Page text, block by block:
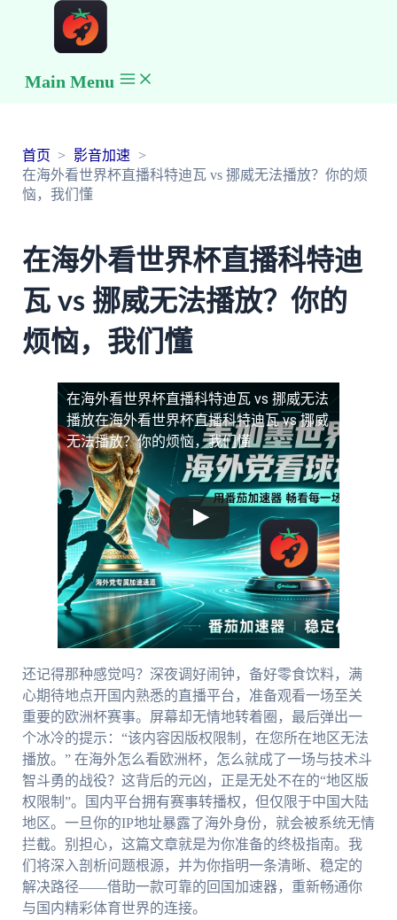
Main Menu
首页
影音加速
在海外看世界杯直播科特迪瓦 vs 挪威无法播放？你的烦
恼，我们懂
在海外看世界杯直播科特迪
瓦 vs 挪威无法播放？你的
烦恼，我们懂
在海外看世界杯直播科特迪瓦 vs 挪威无法
播放在海外看世界杯直播科特迪瓦 vs 挪威
无法播放？你的烦恼，我们懂
还记得那种感觉吗？深夜调好闹钟，备好零食饮料，满
心期待地点开国内熟悉的直播平台，准备观看一场至关
重要的欧洲杯赛事。屏幕却无情地转着圈，最后弹出一
个冰冷的提示：“该内容因版权限制，在您所在地区无法
播放。” 在海外怎么看欧洲杯，怎么就成了一场与技术斗
智斗勇的战役？这背后的元凶，正是无处不在的“地区版
权限制”。国内平台拥有赛事转播权，但仅限于中国大陆
地区。一旦你的IP地址暴露了海外身份，就会被系统无情
拦截。别担心，这篇文章就是为你准备的终极指南。我
们将深入剖析问题根源，并为你指明一条清晰、稳定的
解决路径——借助一款可靠的回国加速器，重新畅通你
与国内精彩体育世界的连接。